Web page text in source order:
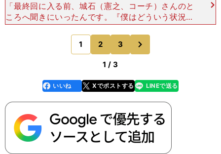
「最終回に入る前、城石（憲之、コーチ）さんのと
ころへ聞きにいったんです。『僕はどういう状況で
行くんですか』って......先頭の大谷さんが出たら行
くのか、それともその次なのか、そこを確認したか
った..
1 2 3
1 / 3
faceboo
k
いいね Xでポストする
line LINEで送る